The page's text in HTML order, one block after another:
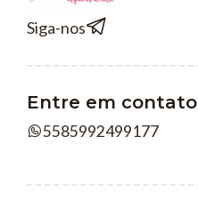
Siga-nos
Entre em contato
5585992499177